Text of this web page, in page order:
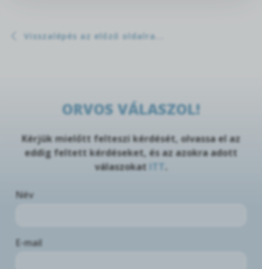
Visszalépés az előző oldalra...
ORVOS VÁLASZOL!
Kérjük mielőtt felteszi kérdését, olvassa el az
eddig feltett kérdéseket, és az azokra adott
válaszokat
Név
E-mail